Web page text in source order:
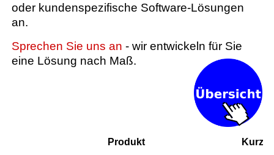
oder kundenspezifische Software-Lösungen
an.
Sprechen Sie uns an - wir entwickeln für Sie
eine Lösung nach Maß.
Produkt